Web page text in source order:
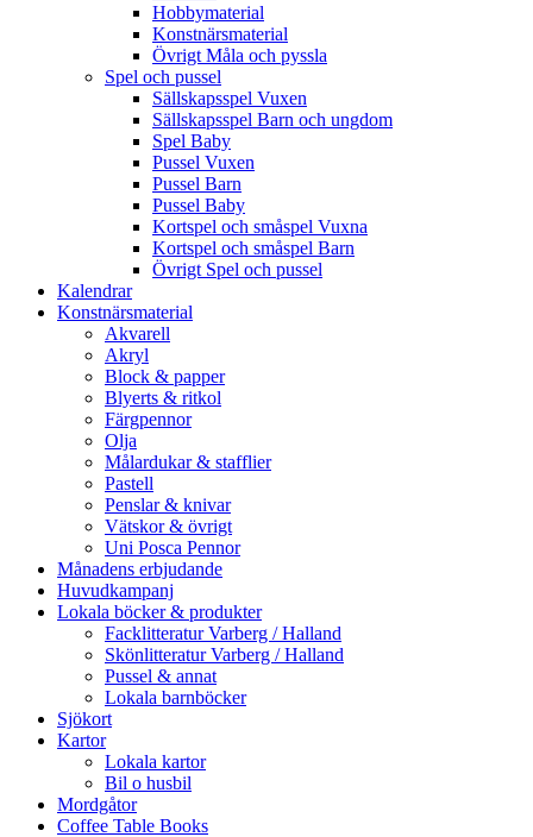
Hobbymaterial
Konstnärsmaterial
Övrigt Måla och pyssla
Spel och pussel
Sällskapsspel Vuxen
Sällskapsspel Barn och ungdom
Spel Baby
Pussel Vuxen
Pussel Barn
Pussel Baby
Kortspel och småspel Vuxna
Kortspel och småspel Barn
Övrigt Spel och pussel
Kalendrar
Konstnärsmaterial
Akvarell
Akryl
Block & papper
Blyerts & ritkol
Färgpennor
Olja
Målardukar & stafflier
Pastell
Penslar & knivar
Vätskor & övrigt
Uni Posca Pennor
Månadens erbjudande
Huvudkampanj
Lokala böcker & produkter
Facklitteratur Varberg / Halland
Skönlitteratur Varberg / Halland
Pussel & annat
Lokala barnböcker
Sjökort
Kartor
Lokala kartor
Bil o husbil
Mordgåtor
Coffee Table Books